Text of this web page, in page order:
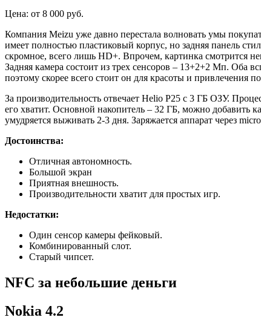
Цена: от 8 000 руб.
Компания Meizu уже давно перестала волновать умы
имеет полностью пластиковый корпус, но задняя панель
скромное, всего лишь HD+. Впрочем, картинка смотрится
Задняя камера состоит из трех сенсоров – 13+2+2 Мп. Оба
поэтому скорее всего стоит он для красоты и
За производительность отвечает Helio P25 с 3 ГБ ОЗУ.
его хватит. Основной накопитель – 32 ГБ, можно добавить
умудряется выживать 2-3 дня. Заряжается аппарат через
Достоинства:
Отличная автономность.
Большой экран
Приятная внешность.
Производительности хватит для простых игр.
Недостатки:
Один сенсор камеры фейковый.
Комбинированный слот.
Старый чипсет.
NFC за небольшие деньги
Nokia 4.2